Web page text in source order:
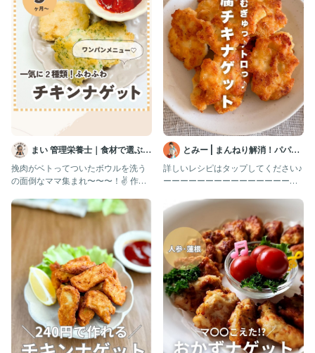
(※調味料やお米代は含んでいません。)
💡ポイント
豆腐に水分が多く残っていると味も薄まり揚げ焼き時に油が跳ね
て危険なのでしっかり水切りしてね😊
にんにくやしょうがはお好みで調整してOK☺️
✎＿＿＿＿＿＿＿＿＿＿＿＿＿＿
『物価高騰で家計がピンチ！』
『食材が高くて毎日のごはん作りが大変…』
そんなママのため家計が少しでもラクになる
節約&簡単レシピを発信しています🥣
無理なく美味しく家族のお腹を満たすごはん作り🍳
一緒に節約楽しみましょう🤝🍀
@saya_recipe
✎＿＿＿＿＿＿＿＿＿＿＿＿＿＿
#節約レシピ#簡単レシピ#節約ごはん#節約生活#おうちごはん#
鶏むね#豆腐#かさまし
まい 管理栄養士｜食材で選ぶ1
歳ごはん｜離乳食・幼児食
挽肉がベトってついたボウルを洗う
の面倒なママ集まれ〜〜〜！✌️ 作っ
とみー | まんねり解消！パパっ
とラクうまレシピ
詳しいレシピはタップしてください♪
ーーーーーーーーーーーーーーーー